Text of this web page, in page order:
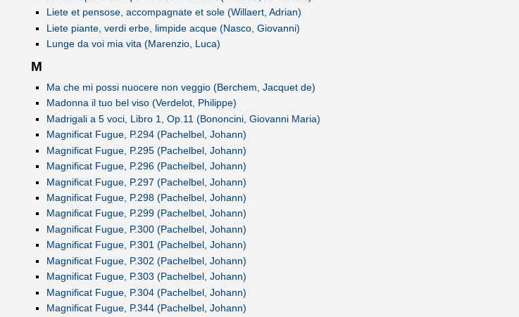
Liete et pensose, accompagnate et sole (Willaert, Adrian)
Liete piante, verdi erbe, limpide acque (Nasco, Giovanni)
Lunge da voi mia vita (Marenzio, Luca)
M
Ma che mi possi nuocere non veggio (Berchem, Jacquet de)
Madonna il tuo bel viso (Verdelot, Philippe)
Madrigali a 5 voci, Libro 1, Op.11 (Bononcini, Giovanni Maria)
Magnificat Fugue, P.294 (Pachelbel, Johann)
Magnificat Fugue, P.295 (Pachelbel, Johann)
Magnificat Fugue, P.296 (Pachelbel, Johann)
Magnificat Fugue, P.297 (Pachelbel, Johann)
Magnificat Fugue, P.298 (Pachelbel, Johann)
Magnificat Fugue, P.299 (Pachelbel, Johann)
Magnificat Fugue, P.300 (Pachelbel, Johann)
Magnificat Fugue, P.301 (Pachelbel, Johann)
Magnificat Fugue, P.302 (Pachelbel, Johann)
Magnificat Fugue, P.303 (Pachelbel, Johann)
Magnificat Fugue, P.304 (Pachelbel, Johann)
Magnificat Fugue, P.344 (Pachelbel, Johann)